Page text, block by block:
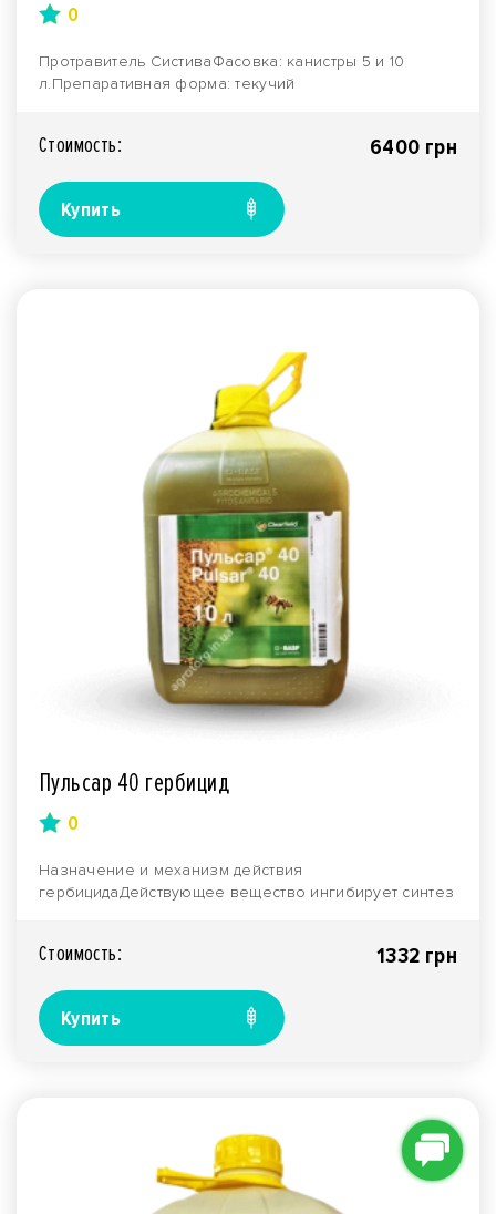
0
Протравитель СистиваФасовка: канистры 5 и 10
л.Препаративная форма: текучий
Стоимость: 6400 грн
Купить
Пульсар 40 гербицид
0
Назначение и механизм действия
гербицидаДействующее вещество ингибирует синтез
Стоимость: 1332 грн
Купить